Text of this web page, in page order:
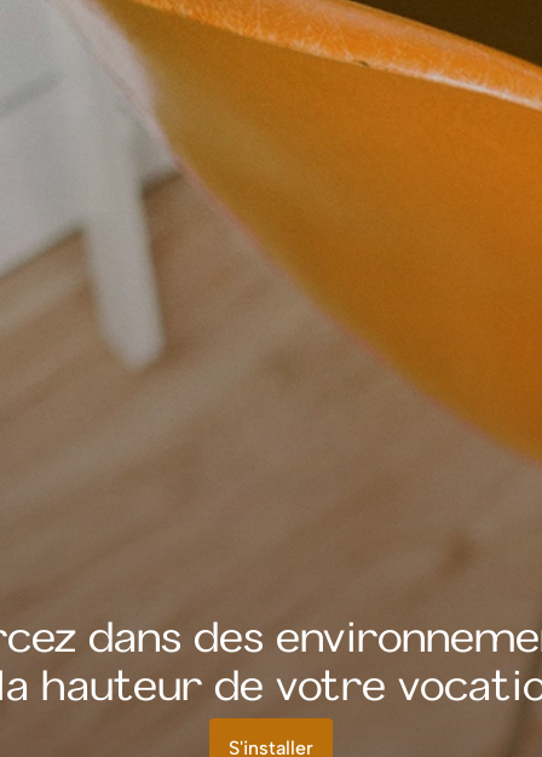
dans des
hauteur de votre
S'installer